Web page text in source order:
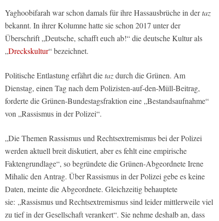
Yaghoobifarah war schon damals für ihre Hassausbrüche in dertaz
bekannt. In ihrer Kolumne hatte sie schon 2017 unter der
Überschrift „Deutsche, schafft euch ab!“ die deutsche Kultur als
„Dreckskultur“ bezeichnet.
Politische Entlastung erfährt dietazdurch die Grünen. Am
Dienstag, einen Tag nach dem Polizisten-auf-den-Müll-Beitrag,
forderte die Grünen-Bundestagsfraktion eine „Bestandsaufnahme“
von „Rassismus in der Polizei“.
„Die Themen Rassismus und Rechtsextremismus bei der Polizei
werden aktuell breit diskutiert, aber es fehlt eine empirische
Faktengrundlage“, so begründete die Grünen-Abgeordnete Irene
Mihalic den Antrag. Über Rassismus in der Polizei gebe es keine
Daten, meinte die Abgeordnete. Gleichzeitig behauptete
sie: „Rassismus und Rechtsextremismus sind leider mittlerweile viel
zu tief in der Gesellschaft verankert“. Sie nehme deshalb an, dass